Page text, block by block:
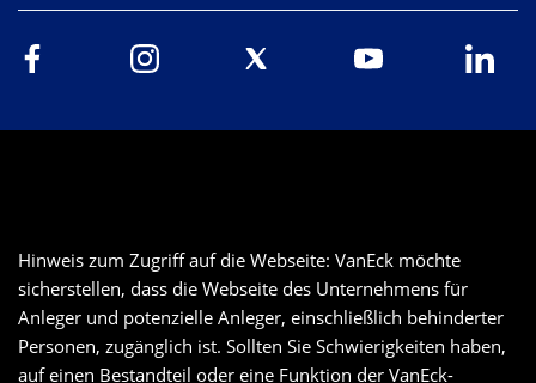
Hinweis zum Zugriff auf die Webseite: VanEck möchte
sicherstellen, dass die Webseite des Unternehmens für
Anleger und potenzielle Anleger, einschließlich behinderter
Personen, zugänglich ist. Sollten Sie Schwierigkeiten haben,
auf einen Bestandteil oder eine Funktion der VanEck-